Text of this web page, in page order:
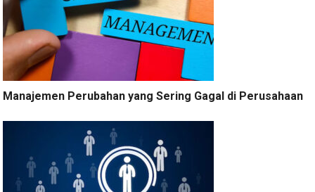
Manajemen Perubahan yang Sering Gagal di Perusahaan